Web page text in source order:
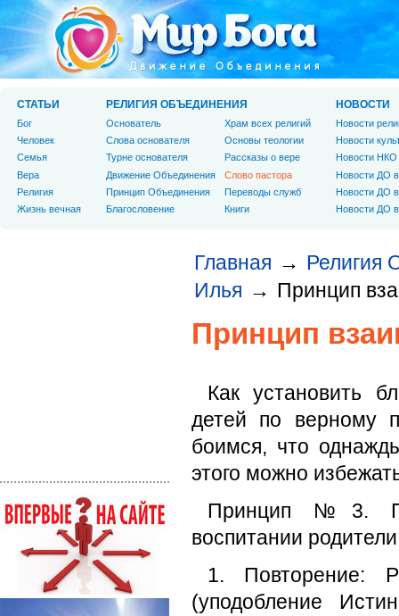
Главная → Религия
Илья → Принцип
Принцип
Как установить
детей по верному
боимся, что
этого можно
Принцип №3.
воспитании
1. Повторение:
(уподобление
СТАТЬИ
Бог
Человек
Cемья
Вера
Религия
Жизнь вечная
РЕЛИГИЯ ОБЪЕДИНЕНИЯ
Основатель
Слова основателя
Турне основателя
Движение Объединения
Принцип Объединения
Благословение
Храм всех религий
Основы теологии
Рассказы о вере
Слово пастора
Переводы служб
Книги
НОВОСТИ
Новости
Новости
Новости НКО
Новости ДО
Новости ДО
Новости ДО